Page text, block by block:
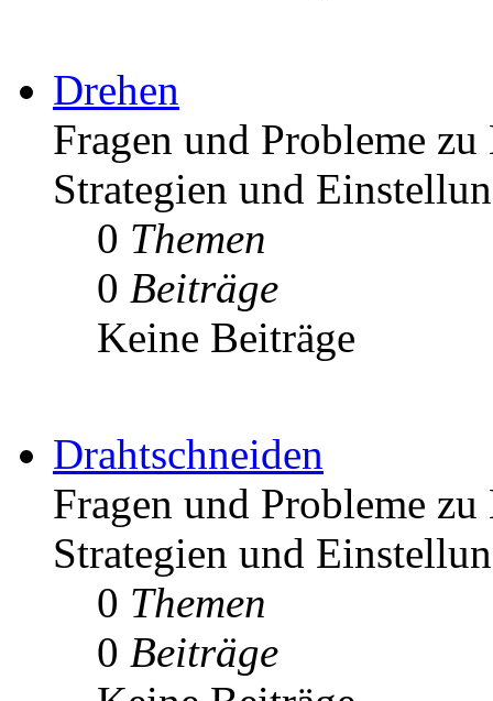
Drehen
Fragen und Probleme
Strategien und
0 Themen
0 Beiträge
Keine Beiträge
Drahtschneiden
Fragen und Probleme
Strategien und
0 Themen
0 Beiträge